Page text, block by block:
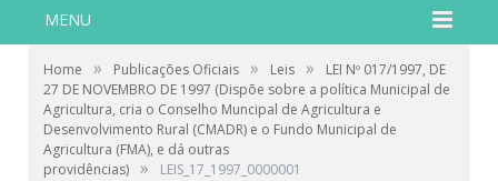
MENU
Home » Publicações Oficiais » Leis »
LEI Nº 017/1997, DE
27 DE NOVEMBRO DE 1997 (Dispõe sobre a política Municipal de
Agricultura, cria o Conselho Muncipal de Agricultura e
Desenvolvimento Rural (CMADR) e o Fundo Municipal de
Agricultura (FMA), e dá outras
providências) » LEIS_17_1997_0000001